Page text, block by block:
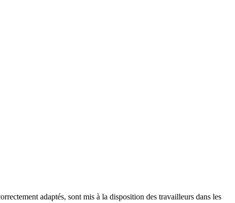
adaptés, sont mis à la disposition des travailleurs dans les